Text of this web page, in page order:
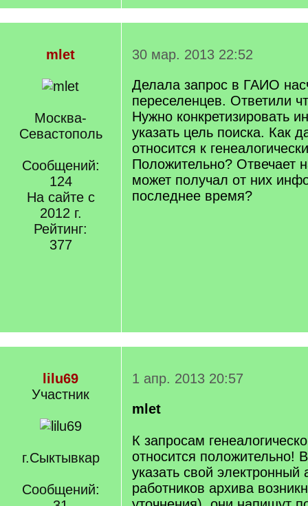
mlet
Москва-
Севастополь
Сообщений:
124
На сайте с
2012 г.
Рейтинг:
377
30 мар. 2013 22:52
Делала запрос в ГАИО
переселенцев. Ответили
Нужно конкретизировать
указать цель поиска. Как
относится к
Положительно? Отвечает
может получал от них
последнее время?
lilu69
Участник
г.Сыктывкар
Сообщений:
1 апр. 2013 20:57
mlet
К запросам
относится положительно!
указать свой электронный
работников архива